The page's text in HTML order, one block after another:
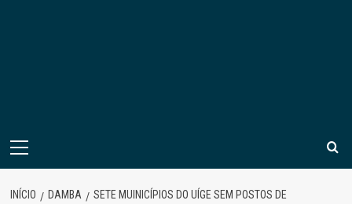
Menu
INÍCIO DAMBA
SETE MUINICÍPIOS DO UÍGE SEM POSTOS DE